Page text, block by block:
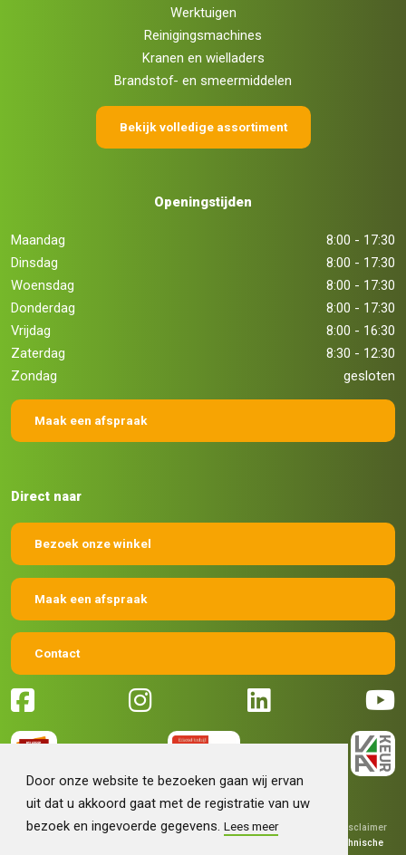
Door onze website te bezoeken gaan wij ervan
uit dat u akkoord gaat met de registratie van uw
bezoek en ingevoerde gegevens.Lees meer
Werktuigen
Reinigingsmachines
Kranen en wielladers
Brandstof- en smeermiddelen
Bekijk volledige assortiment
Openingstijden
Maandag
8:00 - 17:30
Dinsdag
8:00 - 17:30
Woensdag
8:00 - 17:30
Donderdag
8:00 - 17:30
Vrijdag
8:00 - 16:30
Zaterdag
8:30 - 12:30
Zondag
gesloten
Maak een afspraak
Direct naar
Bezoek onze winkel
Maak een afspraak
Contact
© 2026 Machinehandel Bruntink BV | Algemene voorwaarden
Disclaimer
Technische